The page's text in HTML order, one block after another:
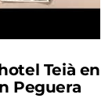
Teià en
Peguera